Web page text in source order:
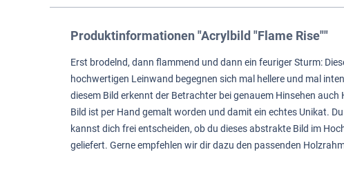
Produktinformationen "Acrylbild "Flame Rise""
Erst brodelnd, dann flammend und dann ein feuriger Sturm:
hochwertigen Leinwand begegnen sich mal hellere und mal
diesem Bild erkennt der Betrachter bei genauem Hinsehen
Bild ist per Hand gemalt worden und damit ein echtes Unikat.
kannst dich frei entscheiden, ob du dieses abstrakte Bild im
geliefert. Gerne empfehlen wir dir dazu den passenden